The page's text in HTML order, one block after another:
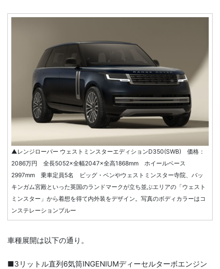
▲レンジローバー ウェストミンスターエディションD350(SWB) 価格：
2086万円 全長5052×全幅2047×全高1868mm ホイールベース
2997mm 乗車定員5名 ビッグ・ベンやウェストミンスター寺院、バッ
キンガム宮殿といった英国のランドマークが立ち並ぶエリアの「ウェスト
ミンスター」から着想を得て内外装をデザイン。写真のボディカラーはコ
ンステレーションブルー
車種展開は以下の通り。
■3リットル直列6気筒INGENIUMディーセルターボエンジン